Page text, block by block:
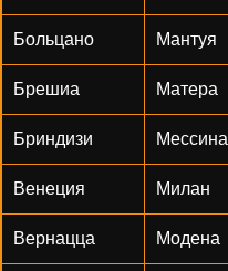
Больцано Мантуя
Брешиа Матера
Бриндизи Мессина
Венеция Милан
Вернацца Модена